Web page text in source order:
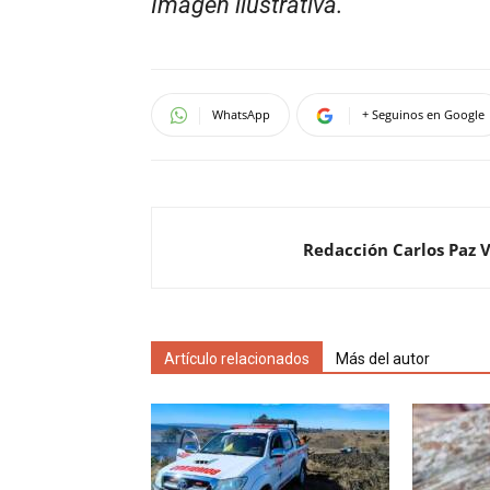
WhatsApp + Seguinos en Google
Redacción Carlos Paz
Artículo relacionados Más del autor